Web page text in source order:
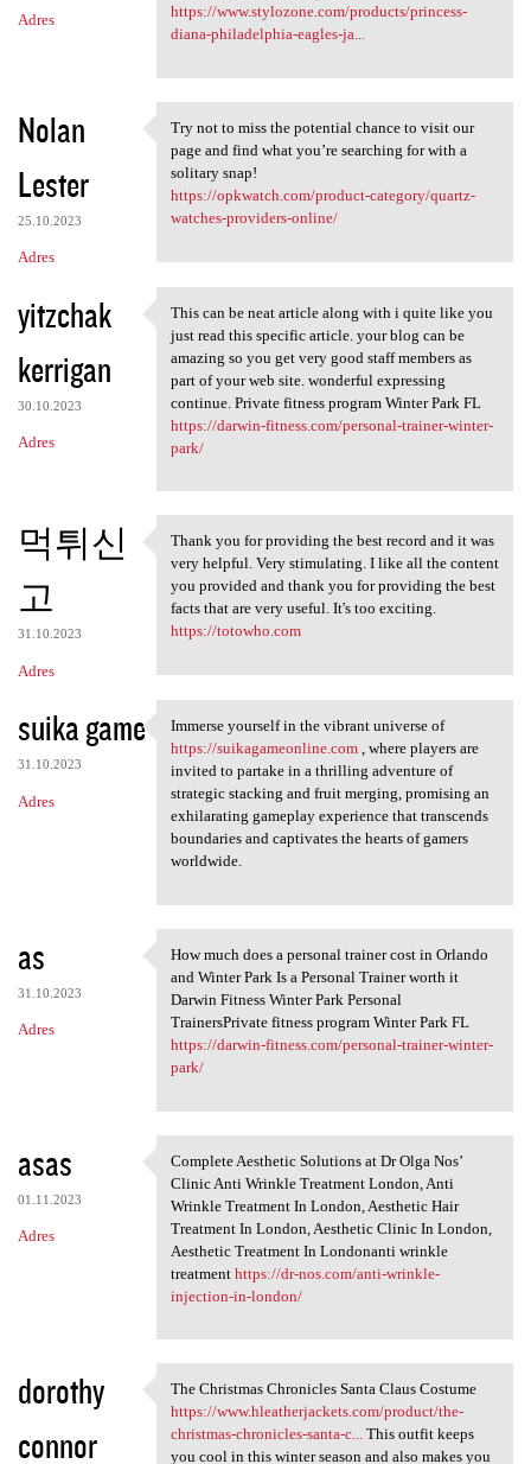
Adres
https://www.stylozone.com/products/princess-
diana-philadelphia-eagles-ja...
Nolan
Lester
25.10.2023
Adres
Try not to miss the potential
Try not to miss the potential chance to visit our
page and find what you’re searching for with a
solitary snap!
https://opkwatch.com/product-category/quartz-
watches-providers-online/
yitzchak
kerrigan
30.10.2023
Adres
This can be neat article
This can be neat article along with i quite like you
just read this specific article. your blog can be
amazing so you get very good staff members as
part of your web site. wonderful expressing
continue. Private fitness program Winter Park FL
https://darwin-fitness.com/personal-trainer-winter-
park/
먹튀신
고
31.10.2023
Adres
Thank you for providing the
Thank you for providing the best record and it was
very helpful. Very stimulating. I like all the content
you provided and thank you for providing the best
facts that are very useful. It's too exciting.
https://totowho.com
suika game
31.10.2023
Adres
Immerse yourself in the
Immerse yourself in the vibrant universe of
https://suikagameonline.com, where players are
invited to partake in a thrilling adventure of
strategic stacking and fruit merging, promising an
exhilarating gameplay experience that transcends
boundaries and captivates the hearts of gamers
worldwide.
as
31.10.2023
Adres
How much does a personal
How much does a personal trainer cost in Orlando
and Winter Park Is a Personal Trainer worth it
Darwin Fitness Winter Park Personal
TrainersPrivate fitness program Winter Park FL
https://darwin-fitness.com/personal-trainer-winter-
park/
asas
01.11.2023
Adres
Complete Aesthetic Solutions
Complete Aesthetic Solutions at Dr Olga Nos’
Clinic Anti Wrinkle Treatment London, Anti
Wrinkle Treatment In London, Aesthetic Hair
Treatment In London, Aesthetic Clinic In London,
Aesthetic Treatment In Londonanti wrinkle
treatment https://dr-nos.com/anti-wrinkle-
injection-in-london/
dorothy
connor
The Christmas Chronicles
The Christmas Chronicles Santa Claus Costume
https://www.hleatherjackets.com/product/the-
christmas-chronicles-santa-c...This outfit keeps
you cool in this winter season and also makes you